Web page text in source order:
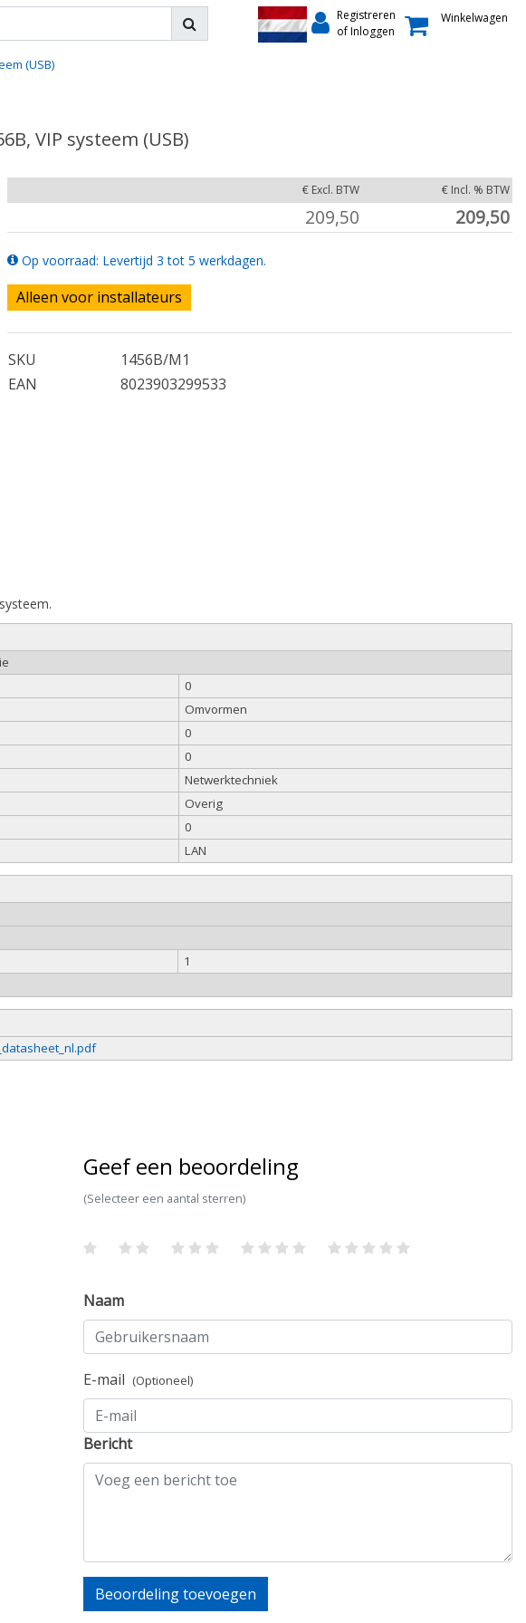
Registreren
of Inloggen
Winkelwagen
(USB)
VIP systeem (USB)
€ Excl. BTW € Incl. % BTW
209,50 209,50
Op voorraad: Levertijd 3 tot 5 werkdagen.
Alleen voor installateurs
SKU
1456B/M1
EAN
8023903299533
0
Omvormen
0
0
Netwerktechniek
Overig
0
LAN
1
Geef een beoordeling
(Selecteer een aantal sterren)
Naam
E-mail (Optioneel)
Bericht
Beoordeling toevoegen